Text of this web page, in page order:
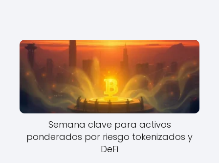
Semana clave para activos
ponderados por riesgo tokenizados y
DeFi